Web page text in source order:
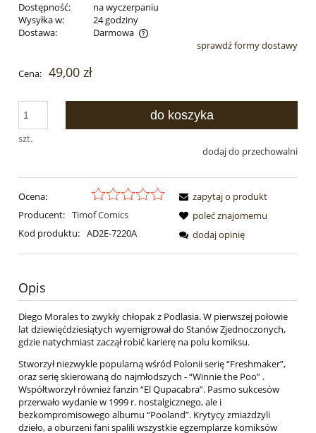
Dostępność:
na wyczerpaniu
Wysyłka w:
24 godziny
Dostawa:
Darmowa
Cena nie zawiera ewentualnych kosztów płatnościsprawdź formy dostawy
Cena: 49,00 zł
szt.
do koszyka
dodaj do przechowalni
Ocena:
Producent: Timof Comics
Kod produktu: AD2E-7220A
zapytaj o produkt
poleć znajomemu
dodaj opinię
Opis
Diego Morales to zwykły chłopak z Podlasia. W pierwszej połowie
lat dziewięćdziesiątych wyemigrował do Stanów Zjednoczonych,
gdzie natychmiast zaczął robić karierę na polu komiksu.
Stworzył niezwykle popularną wśród Polonii serię “Freshmaker”,
oraz serię skierowaną do najmłodszych - “Winnie the Poo” .
Współtworzył również fanzin “El Qupacabra”. Pasmo sukcesów
przerwało wydanie w 1999 r. nostalgicznego, ale i
bezkompromisowego albumu “Pooland”. Krytycy zmiażdżyli
dzieło, a oburzeni fani spalili wszystkie egzemplarze komiksów